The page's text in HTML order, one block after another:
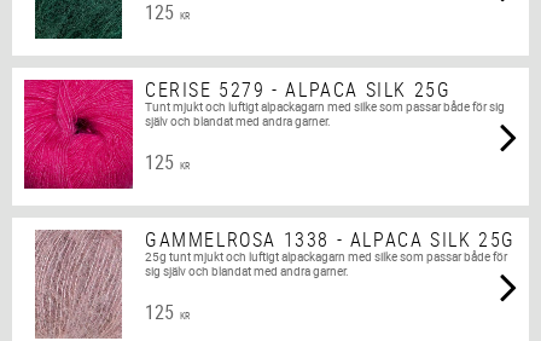
125 KR
CERISE 5279 - ALPACA SILK 25G
Tunt mjukt och luftigt alpackagarn med silke som passar både för sig
själv och blandat med andra garner.
125 KR
GAMMELROSA 1338 - ALPACA SILK 25G
25g tunt mjukt och luftigt alpackagarn med silke som passar både för
sig själv och blandat med andra garner.
125 KR